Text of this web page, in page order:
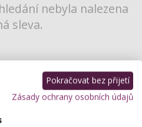
nebyla nalezena
sleva.
Staňte se naším partnerem
Pokračovat bez přijetí
Zásady ochrany osobních údajů